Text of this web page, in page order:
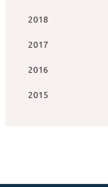
2018
2017
2016
2015